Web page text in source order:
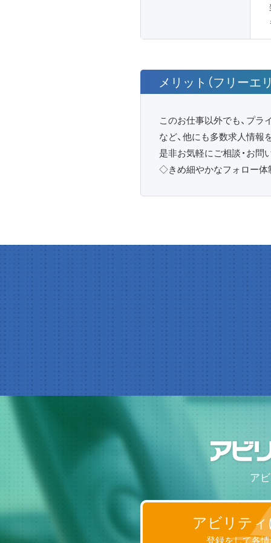
メリット（フリーエ
このお仕事以外でも、プ
など、他にも多数求人情報
是非お気軽にご相談・お問
◇きめ細やかなフォロー体
ア
アビリテ
登録をして各情